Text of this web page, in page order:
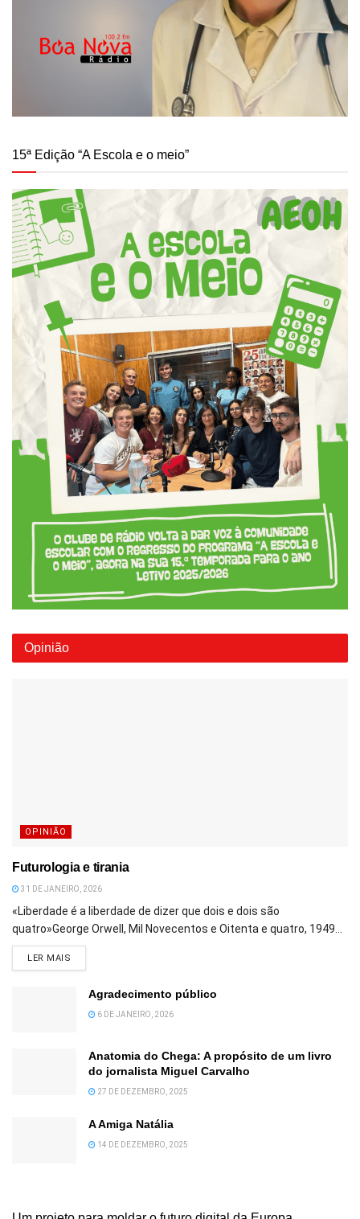
15ª Edição “A Escola e o meio”
Opinião
OPINIÃO
Futurologia e tirania
31 DE JANEIRO, 2026
«Liberdade é a liberdade de dizer que dois e dois são
quatro»George Orwell, Mil Novecentos e Oitenta e quatro, 1949...
LER MAIS
Agradecimento público
6 DE JANEIRO, 2026
Anatomia do Chega: A propósito de um livro
do jornalista Miguel Carvalho
27 DE DEZEMBRO, 2025
A Amiga Natália
14 DE DEZEMBRO, 2025